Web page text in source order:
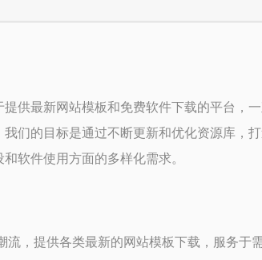
供最新网站模板和免费软件下载的平台，
们的目标是通过不断更新和优化资源库，
软件使用方面的多样化需求。
流，提供各类最新的网站模板下载，服务于